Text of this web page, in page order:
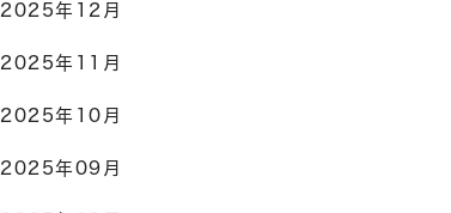
2025年12月
2025年11月
2025年10月
2025年09月